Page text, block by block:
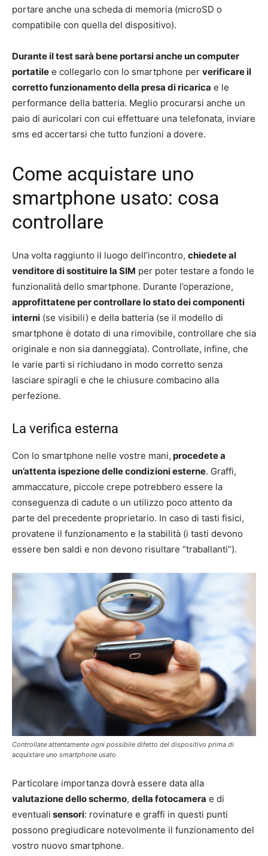
portare anche una scheda di memoria (microSD o
compatibile con quella del dispositivo).
Durante il test sarà bene portarsi anche un computer
portatile e collegarlo con lo smartphone per verificare il
corretto funzionamento della presa di ricarica e le
performance della batteria. Meglio procurarsi anche un
paio di auricolari con cui effettuare una telefonata, inviare
sms ed accertarsi che tutto funzioni a dovere.
Come acquistare uno
smartphone usato: cosa
controllare
Una volta raggiunto il luogo dell’incontro, chiedete al
venditore di sostituire la SIM per poter testare a fondo le
funzionalità dello smartphone. Durante l’operazione,
approfittatene per controllare lo stato dei componenti
interni (se visibili) e della batteria (se il modello di
smartphone è dotato di una rimovibile, controllare che sia
originale e non sia danneggiata). Controllate, infine, che
le varie parti si richiudano in modo corretto senza
lasciare spiragli e che le chiusure combacino alla
perfezione.
La verifica esterna
Con lo smartphone nelle vostre mani, procedete a
un’attenta ispezione delle condizioni esterne. Graffi,
ammaccature, piccole crepe potrebbero essere la
conseguenza di cadute o un utilizzo poco attento da
parte del precedente proprietario. In caso di tasti fisici,
provatene il funzionamento e la stabilità (i tasti devono
essere ben saldi e non devono risultare “traballanti”).
Controllate attentamente ogni possibile difetto del dispositivo prima di
acquistare uno smartphone usato
Particolare importanza dovrà essere data alla
valutazione dello schermo, della fotocamera e di
eventuali sensori: rovinature e graffi in questi punti
possono pregiudicare notevolmente il funzionamento del
vostro nuovo smartphone.